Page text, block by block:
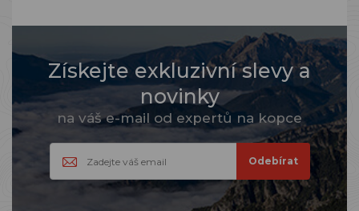
Získejte exkluzivní slevy a
novinky
na váš e-mail od expertů na kopce